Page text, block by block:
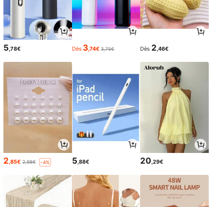
5,78€ Dès 3,74€ 3,75€ Dès 2,46€
2,85€ 2,98€ -4% 5,88€ 20,29€